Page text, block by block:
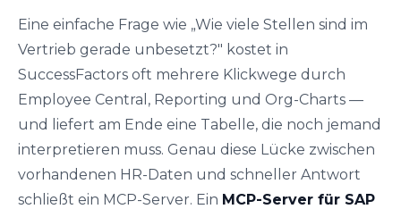
Eine einfache Frage wie „Wie viele Stellen sind im
Vertrieb gerade unbesetzt?" kostet in
SuccessFactors oft mehrere Klickwege durch
Employee Central, Reporting und Org-Charts —
und liefert am Ende eine Tabelle, die noch jemand
interpretieren muss. Genau diese Lücke zwischen
vorhandenen HR-Daten und schneller Antwort
schließt ein MCP-Server. Ein MCP-Server für SAP